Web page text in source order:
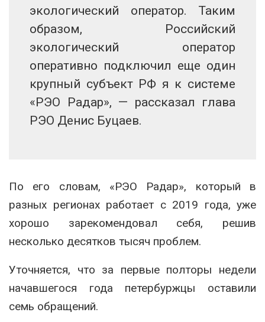
экологический оператор. Таким
образом, Российский
экологический оператор
оперативно подключил еще один
крупный субъект РФ я к системе
«РЭО Радар», — рассказал глава
РЭО Денис Буцаев.
По его словам, «РЭО Радар», который в
разных регионах работает с 2019 года, уже
хорошо зарекомендовал себя, решив
несколько десятков тысяч проблем.
Уточняется, что за первые полторы недели
начавшегося года петербуржцы оставили
семь обращений.